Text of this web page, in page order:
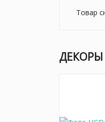
Товар
ДЕКОРЫ